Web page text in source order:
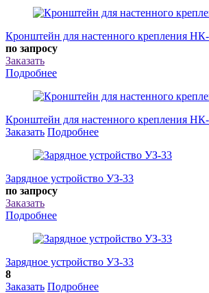
Кронштейн для настенного крепления НК-
по запросу
Заказать
Подробнее
Кронштейн для настенного крепления НК-
Заказать Подробнее
Зарядное устройство УЗ-33
по запросу
Заказать
Подробнее
Зарядное устройство УЗ-33
8
Заказать Подробнее